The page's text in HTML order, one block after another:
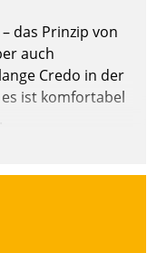
das Prinzip von
auch
Credo in der
ist komfortabel